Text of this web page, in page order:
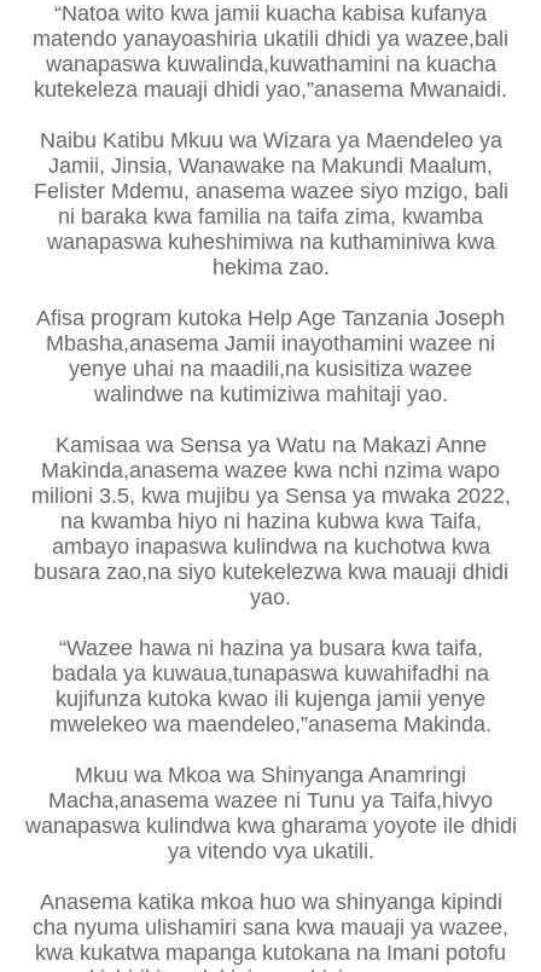
“Natoa wito kwa jamii kuacha kabisa kufanya
matendo yanayoashiria ukatili dhidi ya wazee,bali
wanapaswa kuwalinda,kuwathamini na kuacha
kutekeleza mauaji dhidi yao,”anasema Mwanaidi.
Naibu Katibu Mkuu wa Wizara ya Maendeleo ya
Jamii, Jinsia, Wanawake na Makundi Maalum,
Felister Mdemu, anasema wazee siyo mzigo, bali
ni baraka kwa familia na taifa zima, kwamba
wanapaswa kuheshimiwa na kuthaminiwa kwa
hekima zao.
Afisa program kutoka Help Age Tanzania Joseph
Mbasha,anasema Jamii inayothamini wazee ni
yenye uhai na maadili,na kusisitiza wazee
walindwe na kutimiziwa mahitaji yao.
Kamisaa wa Sensa ya Watu na Makazi Anne
Makinda,anasema wazee kwa nchi nzima wapo
milioni 3.5, kwa mujibu ya Sensa ya mwaka 2022,
na kwamba hiyo ni hazina kubwa kwa Taifa,
ambayo inapaswa kulindwa na kuchotwa kwa
busara zao,na siyo kutekelezwa kwa mauaji dhidi
yao.
“Wazee hawa ni hazina ya busara kwa taifa,
badala ya kuwaua,tunapaswa kuwahifadhi na
kujifunza kutoka kwao ili kujenga jamii yenye
mwelekeo wa maendeleo,”anasema Makinda.
Mkuu wa Mkoa wa Shinyanga Anamringi
Macha,anasema wazee ni Tunu ya Taifa,hivyo
wanapaswa kulindwa kwa gharama yoyote ile dhidi
ya vitendo vya ukatili.
Anasema katika mkoa huo wa shinyanga kipindi
cha nyuma ulishamiri sana kwa mauaji ya wazee,
kwa kukatwa mapanga kutokana na Imani potofu